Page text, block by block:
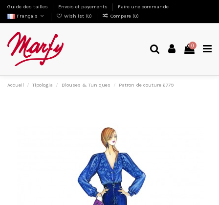
Guide des tailles Envois et payements
Faire une commande
Français
Wishlist (0) Compare (0)
0
Accueil Tipologia Blouses & Tuniques Patron de couture 6779